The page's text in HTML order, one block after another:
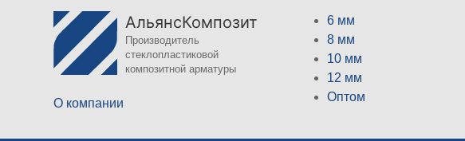
АльянсКомпозит
Производитель
стеклопластиковой
композитной арматуры
О компании
6 мм
8 мм
10 мм
12 мм
Оптом